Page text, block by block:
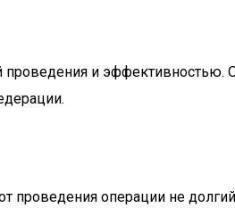
проведения и эффективностью.
проведения операции не